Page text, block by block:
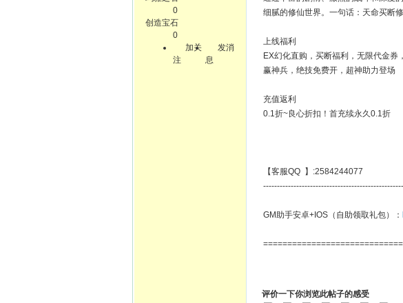
0
创造宝石
0
加关
注
发消
息
细腻的修仙世界。一句话：天命买断
上线福利
EX幻化直购，买断福利，无限代金
赢神兵，绝技免费开，超神助力登场
充值返利
0.1折~良心折扣！首充续永久0.1折
【客服QQ 】:2584244077
GM助手安卓+IOS（自助领取礼包）：
评价一下你浏览此帖子的感受